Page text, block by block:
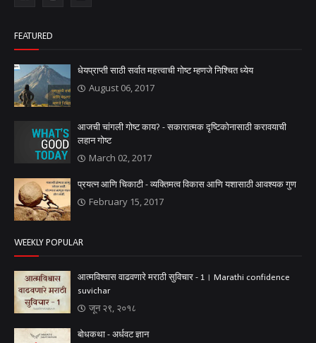
FEATURED
धेयप्राप्ती साठी सर्वात महत्त्वाची गोष्ट म्हणजे निश्चित ध्येय
August 06, 2017
आजची चांगली गोष्ट काय? - सकारात्मक दृष्टिकोनासाठी करावयाची
लहान गोष्ट
March 02, 2017
प्रयत्न आणि चिकाटी - व्यक्तिमत्व विकास आणि यशासाठी आवश्यक गुण
February 15, 2017
WEEKLY POPULAR
आत्मविश्वास वाढवणारे मराठी सुविचार - 1। Marathi confidence
suvichar
जून २९, २०१८
बोधकथा - अर्धवट ज्ञान